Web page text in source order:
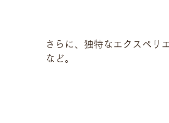
さらに、独特なエクスペリ
など。